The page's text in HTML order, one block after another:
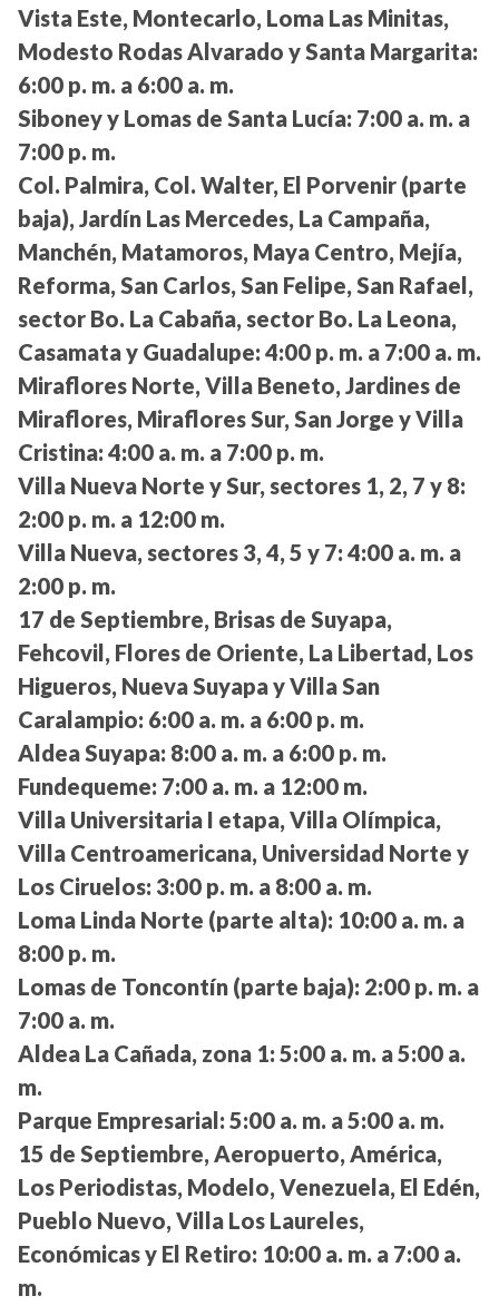
Vista Este, Montecarlo, Loma Las Minitas,
Modesto Rodas Alvarado y Santa Margarita:
6:00 p. m. a 6:00 a. m.
Siboney y Lomas de Santa Lucía: 7:00 a. m. a
7:00 p. m.
Col. Palmira, Col. Walter, El Porvenir (parte
baja), Jardín Las Mercedes, La Campaña,
Manchén, Matamoros, Maya Centro, Mejía,
Reforma, San Carlos, San Felipe, San Rafael,
sector Bo. La Cabaña, sector Bo. La Leona,
Casamata y Guadalupe: 4:00 p. m. a 7:00 a. m.
Miraflores Norte, Villa Beneto, Jardines de
Miraflores, Miraflores Sur, San Jorge y Villa
Cristina: 4:00 a. m. a 7:00 p. m.
Villa Nueva Norte y Sur, sectores 1, 2, 7 y 8:
2:00 p. m. a 12:00 m.
Villa Nueva, sectores 3, 4, 5 y 7: 4:00 a. m. a
2:00 p. m.
17 de Septiembre, Brisas de Suyapa,
Fehcovil, Flores de Oriente, La Libertad, Los
Higueros, Nueva Suyapa y Villa San
Caralampio: 6:00 a. m. a 6:00 p. m.
Aldea Suyapa: 8:00 a. m. a 6:00 p. m.
Fundequeme: 7:00 a. m. a 12:00 m.
Villa Universitaria I etapa, Villa Olímpica,
Villa Centroamericana, Universidad Norte y
Los Ciruelos: 3:00 p. m. a 8:00 a. m.
Loma Linda Norte (parte alta): 10:00 a. m. a
8:00 p. m.
Lomas de Toncontín (parte baja): 2:00 p. m. a
7:00 a. m.
Aldea La Cañada, zona 1: 5:00 a. m. a 5:00 a.
m.
Parque Empresarial: 5:00 a. m. a 5:00 a. m.
15 de Septiembre, Aeropuerto, América,
Los Periodistas, Modelo, Venezuela, El Edén,
Pueblo Nuevo, Villa Los Laureles,
Económicas y El Retiro: 10:00 a. m. a 7:00 a.
m.